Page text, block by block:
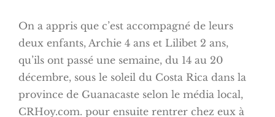
On a appris que c’est accompagné de leurs
deux enfants, Archie 4 ans et Lilibet 2 ans,
qu’ils ont passé une semaine, du 14 au 20
décembre, sous le soleil du Costa Rica dans la
province de Guanacaste selon le média local,
CRHoy.com. pour ensuite rentrer chez eux à